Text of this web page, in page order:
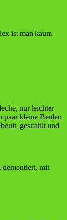
ist man kaum
nur leichter
paar kleine Beulen
gestrahlt und
demontiert, mit